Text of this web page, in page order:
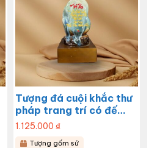
Tượng đá cuội khắc thư
pháp trang trí có đế
size nhỏ BT-TG02
1.125.000 ₫
Tượng gốm sứ